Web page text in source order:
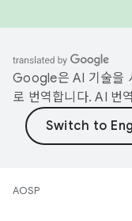
Google은 AI 기술을
로 번역합니다. AI 번
AOSP